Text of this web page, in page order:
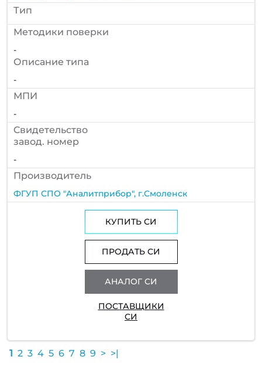
Тип
Методики поверки
-
Описание типа
-
МПИ
-
Cвидетельство
завод. номер
-
Производитель
ФГУП СПО "Аналитприбор", г.Смоленск
КУПИТЬ СИ
ПРОДАТЬ СИ
АНАЛОГ СИ
ПОСТАВЩИКИ
СИ
1 2 3 4 5 6 7 8 9 > >|